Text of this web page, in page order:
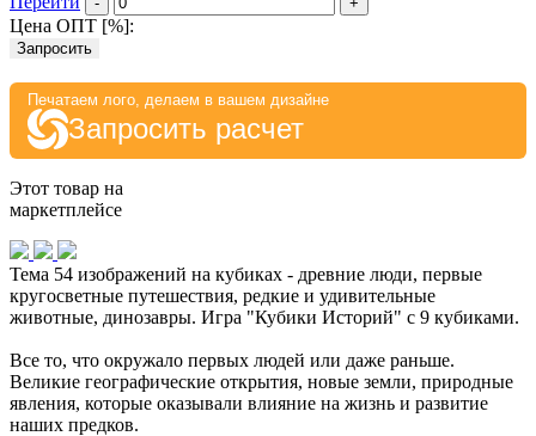
Цена ОПТ [%]:
Запросить
Печатаем лого, делаем в вашем дизайне
Запросить расчет
Этот товар на
маркетплейсе
Тема 54 изображений на кубиках - древние люди, первые
кругосветные путешествия, редкие и удивительные
животные, динозавры. Игра "Кубики Историй" с 9 кубиками.
Все то, что окружало первых людей или даже раньше.
Великие географические открытия, новые земли, природные
явления, которые оказывали влияние на жизнь и развитие
наших предков.